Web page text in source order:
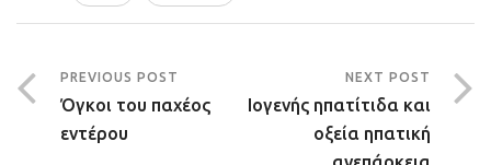
PREVIOUS POST
Όγκοι του παχέος
εντέρου
NEXT POST
Ιογενής ηπατίτιδα και
οξεία ηπατική